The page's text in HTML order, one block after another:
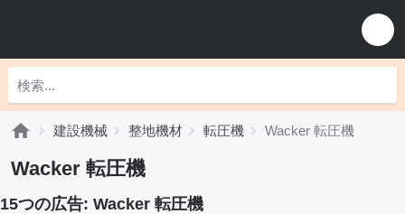
建設機械 整地機材 転圧機 Wacker 転圧機
Wacker 転圧機
15つの広告: Wacker 転圧機